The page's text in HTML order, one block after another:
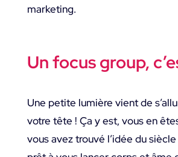
marketing.
Un focus group,
Une petite lumière vient de
votre tête ! Ça y est, vous en
vous avez trouvé l’idée du